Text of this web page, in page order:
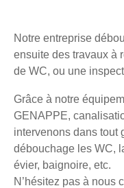
Notre entreprise
ensuite des travaux à
de WC, ou une
Grâce à notre
GENAPPE,
intervenons dans tout
débouchage les WC,
évier, baignoire, etc.
N’hésitez pas à nous